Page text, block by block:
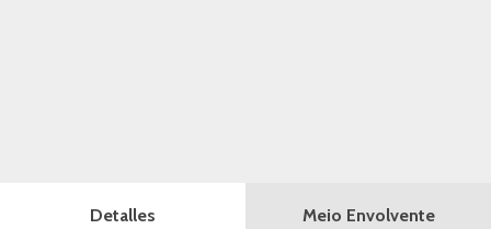
Detalles Meio Envolvente